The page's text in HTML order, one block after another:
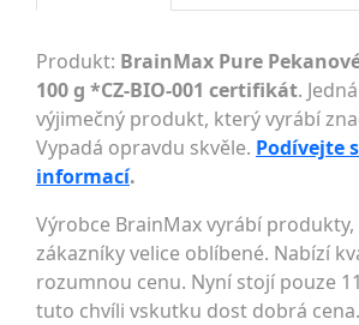
Produkt: BrainMax Pure
100 g *CZ-BIO-001 certifikát.
výjimečný produkt, který vyrábí
Vypadá opravdu skvěle. Podívejte
informací.
Výrobce BrainMax vyrábí
zákazníky velice oblíbené. Nabízí
rozumnou cenu. Nyní stojí pouze
tuto chvíli vskutku dost dobrá cena.